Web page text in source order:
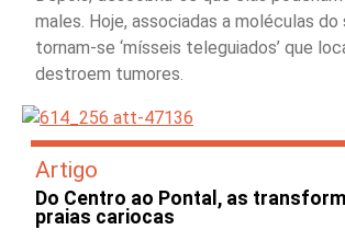
males. Hoje, associadas a moléculas do
tornam-se ‘mísseis teleguiados’ que
destroem tumores.
Artigo
Do Centro ao Pontal, as
praias cariocas